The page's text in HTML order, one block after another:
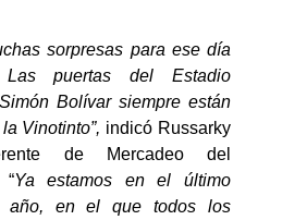
sorpresas para ese día
puertas del Estadio
Bolívar siempre están
Vinotinto”, indicó Russarky
de Mercadeo del
“Ya estamos en el último
año, en el que todos los